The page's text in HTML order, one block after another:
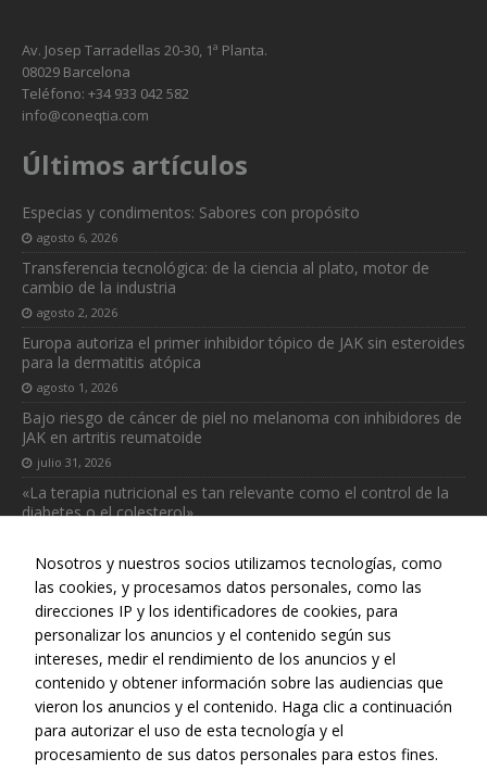
Av. Josep Tarradellas 20-30, 1ª Planta.
08029 Barcelona
Teléfono: +34 933 042 582
info@coneqtia.com
Últimos artículos
Especias y condimentos: Sabores con propósito
agosto 6, 2026
Transferencia tecnológica: de la ciencia al plato, motor de
cambio de la industria
agosto 2, 2026
Europa autoriza el primer inhibidor tópico de JAK sin esteroides
para la dermatitis atópica
agosto 1, 2026
Bajo riesgo de cáncer de piel no melanoma con inhibidores de
JAK en artritis reumatoide
julio 31, 2026
«La terapia nutricional es tan relevante como el control de la
diabetes o el colesterol»
Web realizada con el patrocinio del Centro Español de Derechos
Reprográficos
Nosotros y nuestros socios utilizamos tecnologías, como
las cookies, y procesamos datos personales, como las
direcciones IP y los identificadores de cookies, para
personalizar los anuncios y el contenido según sus
intereses, medir el rendimiento de los anuncios y el
contenido y obtener información sobre las audiencias que
vieron los anuncios y el contenido. Haga clic a continuación
para autorizar el uso de esta tecnología y el
procesamiento de sus datos personales para estos fines.
son
Son
necesarias
web.
Estadísticas
mejorar la
funcionalidad
y estructura
base a cómo
se usa la web.